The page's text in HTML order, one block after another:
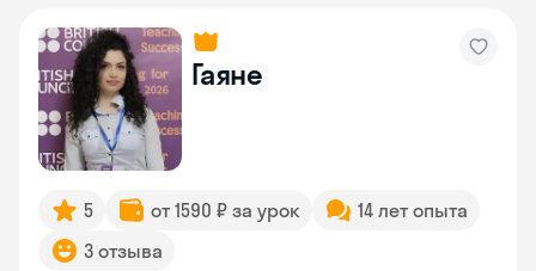
Гаяне
5 от 1590 ₽ за урок
14 лет опыта
3 отзыва